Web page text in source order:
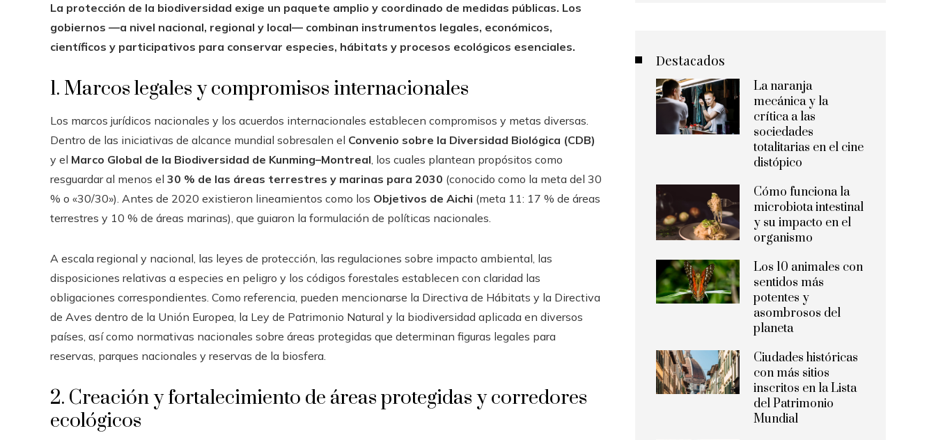
La protección de la biodiversidad exige un paquete amplio y coordinado de medidas públicas. Los
gobiernos —a nivel nacional, regional y local— combinan instrumentos legales, económicos,
científicos y participativos para conservar especies, hábitats y procesos ecológicos esenciales.
1. Marcos legales y compromisos internacionales
Los marcos jurídicos nacionales y los acuerdos internacionales establecen compromisos y metas diversas.
Dentro de las iniciativas de alcance mundial sobresalen el Convenio sobre la Diversidad Biológica (CDB)
y el Marco Global de la Biodiversidad de Kunming–Montreal, los cuales plantean propósitos como
resguardar al menos el 30 % de las áreas terrestres y marinas para 2030 (conocido como la meta del 30
% o «30/30»). Antes de 2020 existieron lineamientos como los Objetivos de Aichi (meta 11: 17 % de áreas
terrestres y 10 % de áreas marinas), que guiaron la formulación de políticas nacionales.
A escala regional y nacional, las leyes de protección, las regulaciones sobre impacto ambiental, las
disposiciones relativas a especies en peligro y los códigos forestales establecen con claridad las
obligaciones correspondientes. Como referencia, pueden mencionarse la Directiva de Hábitats y la Directiva
de Aves dentro de la Unión Europea, la Ley de Patrimonio Natural y la biodiversidad aplicada en diversos
países, así como normativas nacionales sobre áreas protegidas que determinan figuras legales para
reservas, parques nacionales y reservas de la biosfera.
2. Creación y fortalecimiento de áreas protegidas y corredores
ecológicos
Destacados
La naranja
mecánica y la
crítica a las
sociedades
totalitarias en el cine
distópico
Cómo funciona la
microbiota intestinal
y su impacto en el
organismo
Los 10 animales con
sentidos más
potentes y
asombrosos del
planeta
Ciudades históricas
con más sitios
inscritos en la Lista
del Patrimonio
Mundial